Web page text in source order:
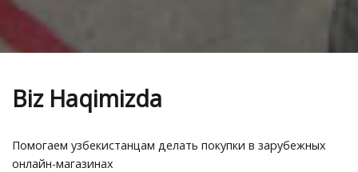
Biz Haqimizda
Помогаем узбекистанцам делать покупки в зарубежных
онлайн-магазинах